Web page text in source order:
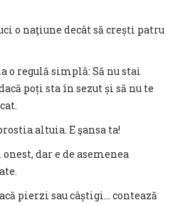
o naţiune decât să crești patru
o regulă simplă: Să nu stai
poți sta în sezut și să nu te
altuia. E şansa ta!
dar e de asemenea
pierzi sau câștigi… contează